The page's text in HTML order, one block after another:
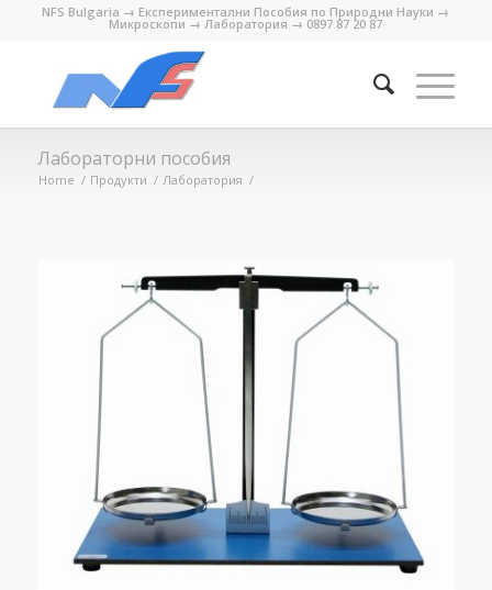
NFS Bulgaria → Експериментални Пособия по Природни Науки →
Микроскопи → Лаборатория → 0897 87 20 87
Лабораторни пособия
Home / Продукти / Лаборатория /